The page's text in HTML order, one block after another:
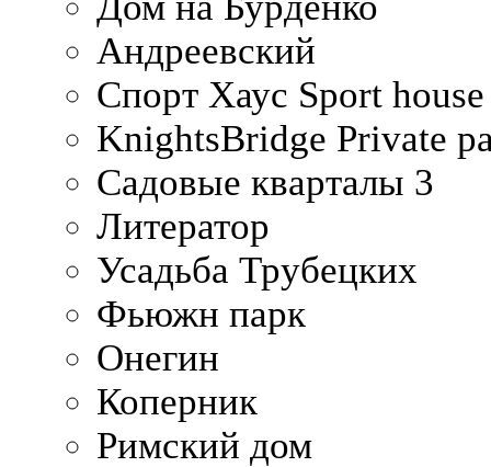
Андреевский
Спорт Хаус Sport house
KnightsBridge Private
Садовые кварталы 3
Литератор
Усадьба Трубецких
Фьюжн парк
Онегин
Коперник
Римский дом